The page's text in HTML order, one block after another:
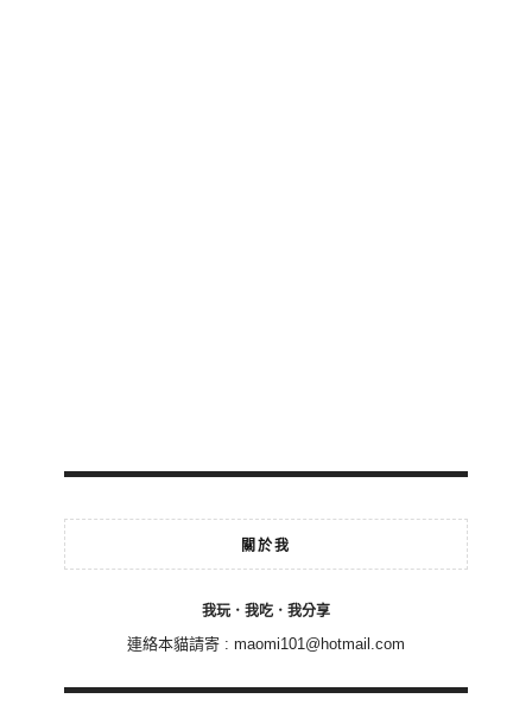
關於我
我玩．我吃．我分享
連絡本貓請寄 : maomi101@hotmail.com